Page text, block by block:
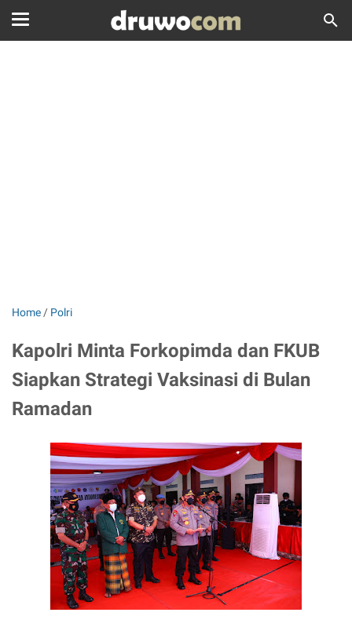
Home / Polri
Kapolri Minta Forkopimda dan FKUB
Siapkan Strategi Vaksinasi di Bulan
Ramadan